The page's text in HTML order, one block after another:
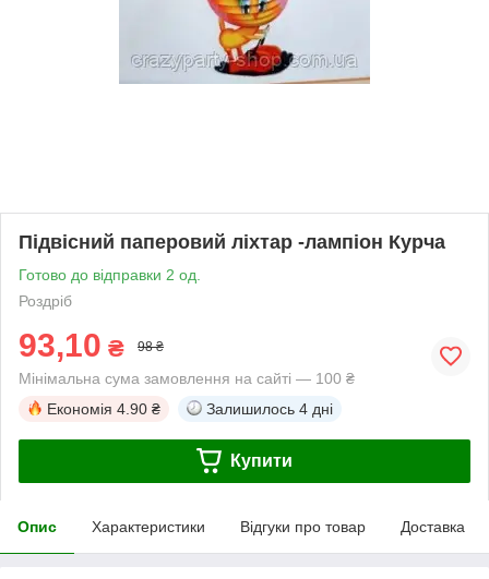
Підвісний паперовий ліхтар -лампіон Курча
Готово до відправки 2 од.
Роздріб
93,10 ₴ 98 ₴
Мінімальна сума замовлення на сайті — 100 ₴
Економія 4.90 ₴ Залишилось 4 дні
Купити
Опис Характеристики Відгуки про товар Доставка